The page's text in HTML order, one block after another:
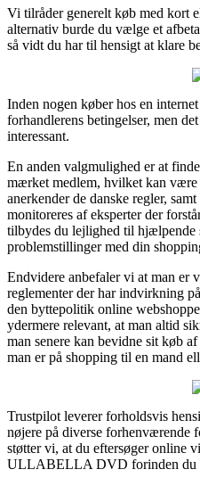
Vi tilråder generelt køb med kort
alternativ burde du vælge et
så vidt du har til hensigt at klare
Inden nogen køber hos en
forhandlerens betingelser, men
interessant.
En anden valgmulighed er at
mærket medlem, hvilket kan
anerkender de danske regler,
monitoreres af eksperter der
tilbydes du lejlighed til hjælpende
problemstillinger med din
Endvidere anbefaler vi at man er
reglementer der har indvirkning
den byttepolitik online
ydermere relevant, at man altid
man senere kan bevidne sit
man er på shopping til en mand
Trustpilot leverer forholdsvis
nøjere på diverse forhenværende
støtter vi, at du eftersøger online
ULLABELLA DVD forinden du